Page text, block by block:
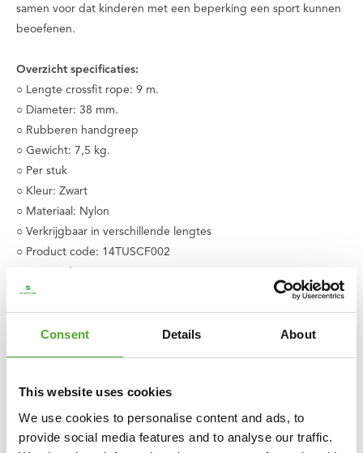
Consent Details About
This website uses cookies
We use cookies to personalise content and ads, to
provide social media features and to analyse our traffic.
samen voor dat kinderen met een beperking een sport kunnen
beoefenen.
Overzicht specificaties:
○ Lengte crossfit rope: 9 m.
○ Diameter: 38 mm.
○ Rubberen handgreep
○ Gewicht: 7,5 kg.
○ Per stuk
○ Kleur: Zwart
○ Materiaal: Nylon
○ Verkrijgbaar in verschillende lengtes
○ Product code: 14TUSCF002